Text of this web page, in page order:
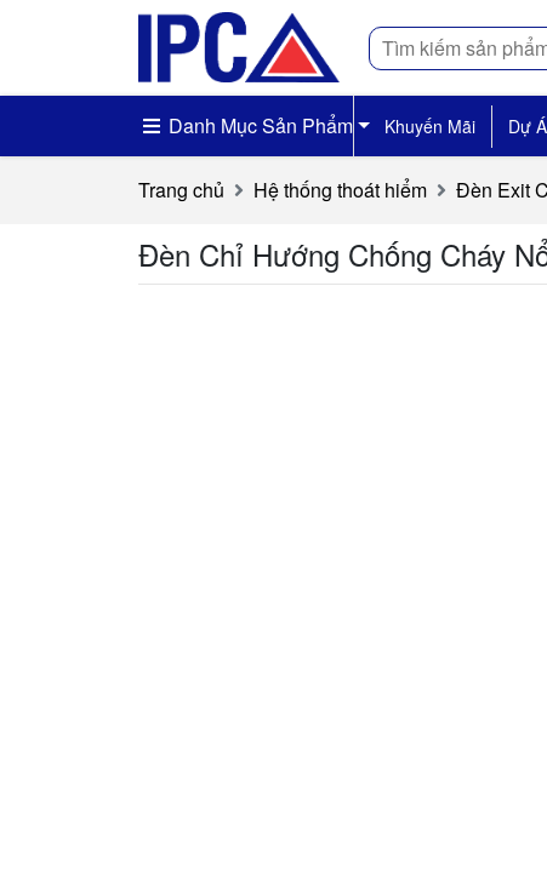
Tìm
kiếm
Danh Mục Sản Phẩm Khuyến Mãi Dự
Trang chủ Hệ thống thoát hiểm Đèn Exit
Đèn Chỉ Hướng Chống Cháy